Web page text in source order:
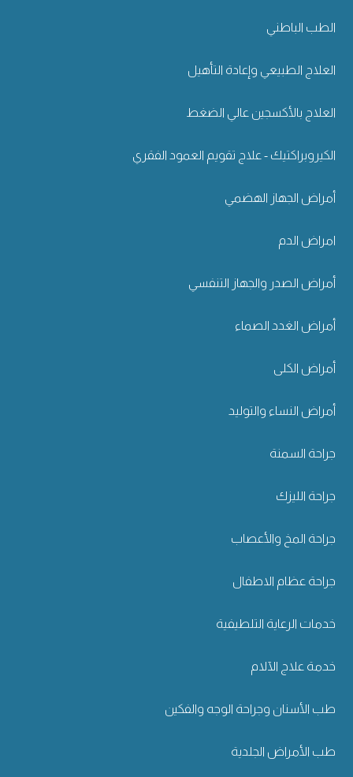
الطب الباطني
العلاج الطبيعي وإعادة التأهيل
العلاج بالأكسجين عالي الضغط
الكيروبراكتيك - علاج تقويم العمود الفقري
أمراض الجهاز الهضمي
امراض الدم
أمراض الصدر والجهاز التنفسي
أمراض الغدد الصماء
أمراض الكلى
أمراض النساء والتوليد
جراحة السمنة
جراحة الليزك
جراحة المخ والأعصاب
جراحة عظام الاطفال
خدمات الرعاية التلطيفية
خدمة علاج الآلام
طب الأسنان وجراحة الوجه والفكين
طب الأمراض الجلدية